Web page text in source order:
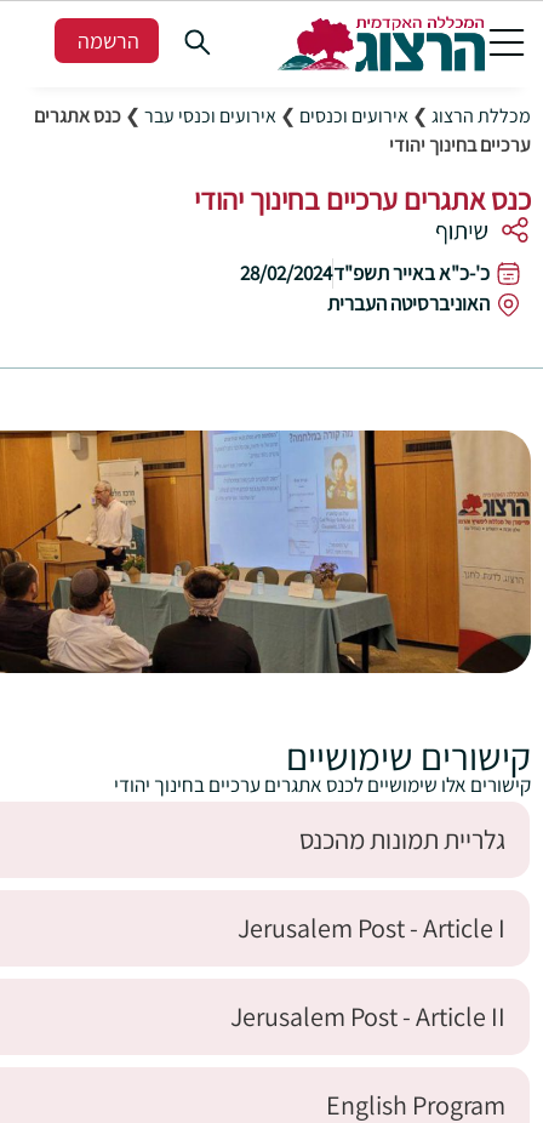
הרשמה
מכללת הרצוג ❯ אירועים וכנסים ❯ אירועים וכנסי עבר ❯ כנס אתגרים
ערכיים בחינוך יהודי
כנס אתגרים ערכיים בחינוך יהודי
כ'-כ"א באייר תשפ"ד28/02/2024
האוניברסיטה העברית
קישורים שימושיים
קישורים אלו שימושיים לכנס אתגרים ערכיים בחינוך יהודי
גלריית תמונות מהכנס
Jerusalem Post - Article I
Jerusalem Post - Article II
English Program